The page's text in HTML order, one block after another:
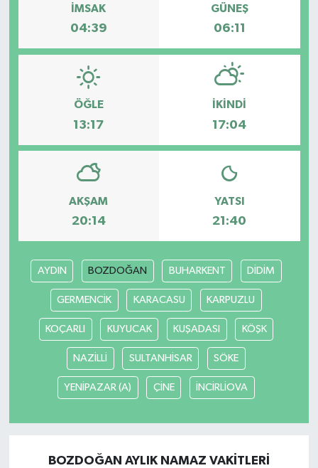
İMSAK
04:39
GÜNEŞ
06:11
ÖĞLE
13:17
İKINDI
17:04
AKŞAM
20:14
YATSI
21:40
AYDIN BOZDOĞAN BUHARKENT DİDİM
GERMENCİK KARACASU KARPUZLU
KOÇARLI KUYUCAK KUŞADASI KÖŞK
NAZİLLİ SULTANHİSAR SÖKE
YENİPAZAR (A) ÇİNE İNCİRLİOVA
BOZDOĞAN AYLIK NAMAZ VAKITLERI
Magazin
Öğle Bülteni
Sağlık
Sosyal medya
Teknoloji
Televizyon
Turizm
Yaşam